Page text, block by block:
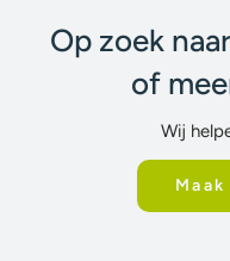
Op zoek
of
Wij